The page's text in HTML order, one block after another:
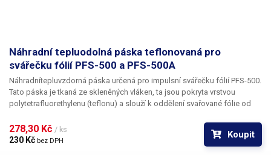
nevhodná.
Náhradní tepluodolná páska teflonovaná pro
svářečku fólií PFS-500 a PFS-500A
Náhradnítepluvzdorná páska určená pro impulsní svářečku fólií PFS-500.
Tato páska je tkaná ze skleněných vláken, ta jsou pokryta vrstvou
polytetrafluorethylenu (teflonu) a slouží k oddělení svařované fólie od
přímému kontaktu fólie s tavným drátem svářečky, a tím k připékání
svařované fólie.
Páska je standardně dodávána bez samolepící vrstvy. V
případě, že si přejete zakoupit pásku se samolepící vrstvou, napište
278,30 Kč / ks
230 Kč bez DPH
Koupit